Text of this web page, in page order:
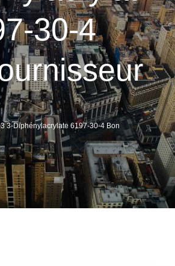
30-4
3-Diphénylacrylate 6197-30-4 Bon